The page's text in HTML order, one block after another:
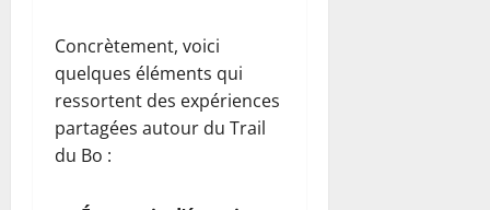
Concrètement, voici
quelques éléments qui
ressortent des expériences
partagées autour du Trail
du Bo :